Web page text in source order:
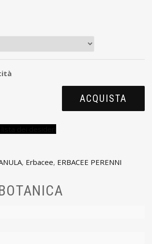
ACQUISTA
, Erbacee, ERBACEE PERENNI